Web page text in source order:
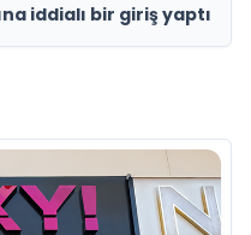
iddialı bir giriş yaptı